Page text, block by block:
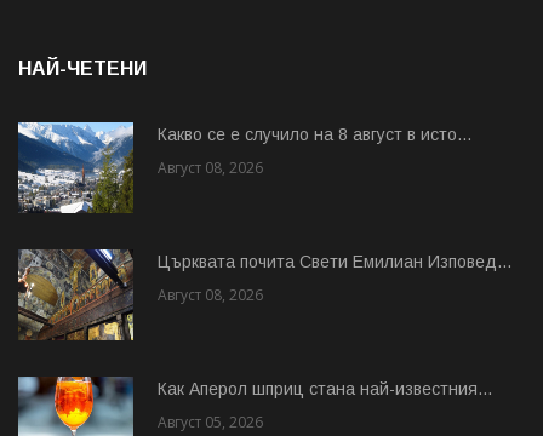
НАЙ-ЧЕТЕНИ
Какво се е случило на 8 август в исто...
Август 08, 2026
Църквата почита Свeти Емилиан Изповед...
Август 08, 2026
Как Аперол шприц стана най-известния...
Август 05, 2026